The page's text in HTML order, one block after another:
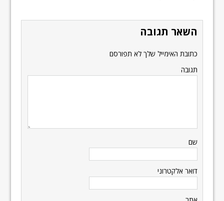
השאר תגובה
כתובת האימייל שלך לא תפורסם
תגובה
שם
דואר אלקטרוני